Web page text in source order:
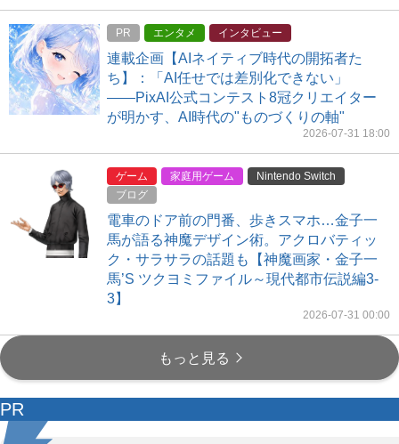
PR エンタメ インタビュー
連載企画【AIネイティブ時代の開拓者た
ち】：「AI任せでは差別化できない」
――PixAI公式コンテスト8冠クリエイター
が明かす、AI時代の"ものづくりの軸"
2026-07-31 18:00
ゲーム 家庭用ゲーム
Nintendo Switch
ブログ
電車のドア前の門番、歩きスマホ…金子一
馬が語る神魔デザイン術。アクロバティッ
ク・サラサラの話題も【神魔画家・金子一
馬’S ツクヨミファイル～現代都市伝説編3-
3】
2026-07-31 00:00
もっと見る
PR